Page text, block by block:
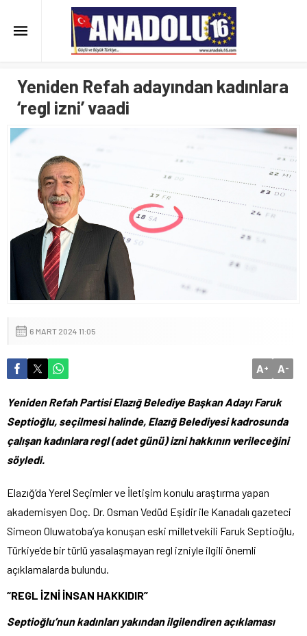
Yeniden Refah adayından kadınlara
‘regl izni’ vaadi
6 MART 2024 11:05
A+ A-
Yeniden Refah Partisi Elazığ Belediye Başkan Adayı Faruk
Septioğlu, seçilmesi halinde, Elazığ Belediyesi kadrosunda
çalışan kadınlara regl (adet günü) izni hakkının verileceğini
söyledi.
Elazığ’da Yerel Seçimler ve İletişim konulu araştırma yapan
akademisyen Doç. Dr. Osman Vedüd Eşidir ile Kanadalı gazeteci
Simeon Oluwatoba’ya konuşan eski milletvekili Faruk Septioğlu,
Türkiye’de bir türlü yasalaşmayan regl izniyle ilgili önemli
açıklamalarda bulundu.
“REGL İZNİ İNSAN HAKKIDIR”
Septioğlu’nun kadınları yakından ilgilendiren açıklaması